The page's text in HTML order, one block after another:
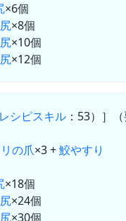
×6個
×8個
×10個
×12個
レシピスキル ：53）］（
の爪×3 +鮫やすり
×18個
×24個
×30個